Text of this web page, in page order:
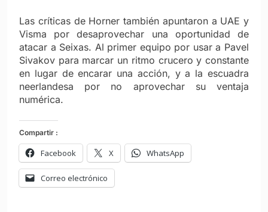
Las críticas de Horner también apuntaron a UAE y
Visma por desaprovechar una oportunidad de
atacar a Seixas. Al primer equipo por usar a Pavel
Sivakov para marcar un ritmo crucero y constante
en lugar de encarar una acción, y a la escuadra
neerlandesa por no aprovechar su ventaja
numérica.
Compartir :
Facebook X WhatsApp
Correo electrónico